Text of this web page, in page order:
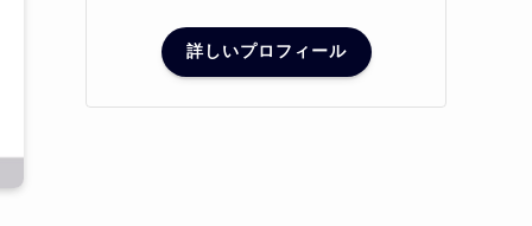
詳しいプロフィール